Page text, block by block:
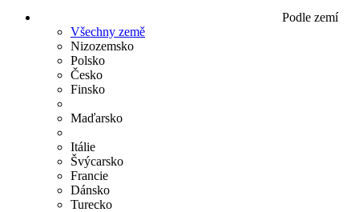
Podle zemí
Všechny země
Nizozemsko
Polsko
Česko
Finsko
Maďarsko
Itálie
Švýcarsko
Francie
Dánsko
Turecko